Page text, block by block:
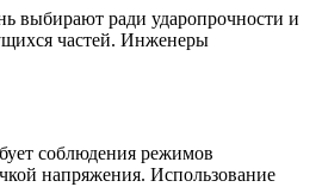
выбирают ради ударопрочности и
частей. Инженеры
соблюдения режимов
напряжения. Использование